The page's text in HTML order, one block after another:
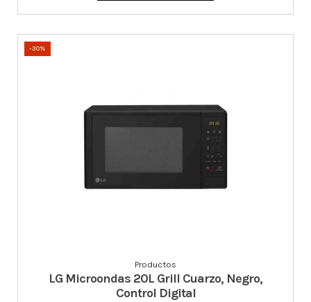
-30%
Productos
LG Microondas 20L Grill Cuarzo, Negro,
Control Digital